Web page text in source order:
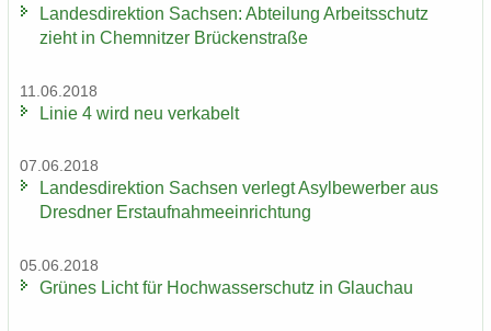
Lan­des­di­rek­ti­on Sach­sen: Ab­tei­lung Ar­beits­schutz
zieht in Chem­nit­zer Brü­cken­stra­ße
11.06.2018
Linie 4 wird neu ver­ka­belt
07.06.2018
Lan­des­di­rek­ti­on Sach­sen ver­legt Asyl­be­wer­ber aus
Dresd­ner Erst­auf­nah­me­ein­rich­tung
05.06.2018
Grü­nes Licht für Hoch­was­ser­schutz in Glauch­au